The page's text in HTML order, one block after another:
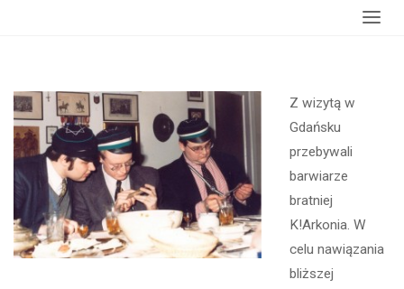
Z wizytą w
Gdańsku
przebywali
barwiarze
bratniej
K!Arkonia. W
celu nawiązania
bliższej